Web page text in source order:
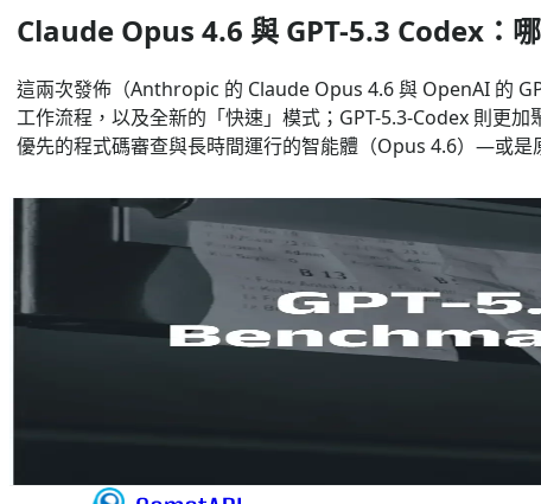
Claude Opus 4.6 與 GPT-5.3 Codex：
這兩次發佈（Anthropic 的 Claude Opus 4.6 與 OpenAI 的
工作流程，以及全新的「快速」模式；GPT-5.3-Codex 則更
優先的程式碼審查與長時間運行的智能體（Opus 4.6）—或是
Mar 19, 2026
GPT 5.3 Codex
GPT-5.3 Codex：功能、基準測試，以及
2026 年 2 月 5 日，OpenAI 宣布推出 GPT-5.3 Codex，這
流程。此次發布帶來全新的 Codex 桌面應用程式，並擴大在